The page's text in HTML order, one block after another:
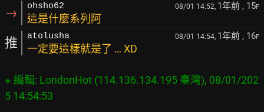
→ ohsho62 08/01 14:52, 1年前 , 15F
這是什麼系列阿
推 atolusha 08/01 14:54, 1年前 , 16F
一定要這樣就是了 … XD
※ 編輯: LondonHot (114.136.134.195 臺灣), 08/01/202